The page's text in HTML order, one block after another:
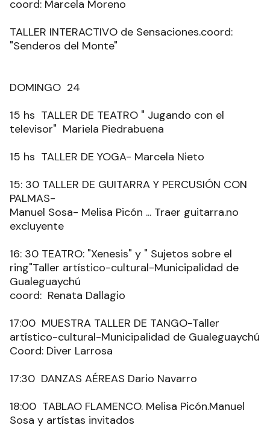
coord: Marcela Moreno
TALLER INTERACTIVO de Sensaciones.coord:
"Senderos del Monte"
DOMINGO 24
15 hs TALLER DE TEATRO " Jugando con el
televisor" Mariela Piedrabuena
15 hs TALLER DE YOGA- Marcela Nieto
15: 30 TALLER DE GUITARRA Y PERCUSIÓN CON
PALMAS-
Manuel Sosa- Melisa Picón ... Traer guitarra.no
excluyente
16: 30 TEATRO: "Xenesis" y " Sujetos sobre el
ring"Taller artístico-cultural-Municipalidad de
Gualeguaychú
coord: Renata Dallagio
17:00 MUESTRA TALLER DE TANGO-Taller
artístico-cultural-Municipalidad de Gualeguaychú
Coord: Diver Larrosa
17:30 DANZAS AÉREAS Dario Navarro
18:00 TABLAO FLAMENCO. Melisa Picón.Manuel
Sosa y artístas invitados